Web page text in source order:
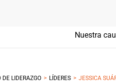
Nuestra
DE LIDERAZGO > LÍDERES > JESSICA